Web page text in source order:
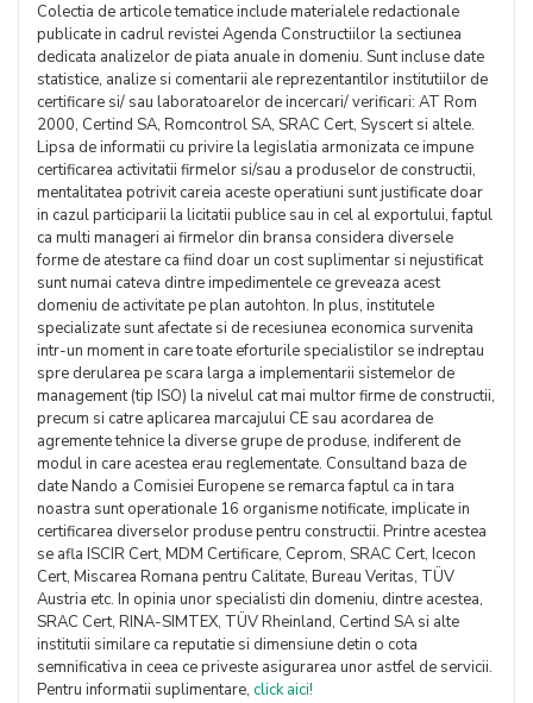
Colectia de articole tematice include materialele redactionale
publicate in cadrul revistei Agenda Constructiilor la sectiunea
dedicata analizelor de piata anuale in domeniu. Sunt incluse date
statistice, analize si comentarii ale reprezentantilor institutiilor de
certificare si/ sau laboratoarelor de incercari/ verificari: AT Rom
2000, Certind SA, Romcontrol SA, SRAC Cert, Syscert si altele.
Lipsa de informatii cu privire la legislatia armonizata ce impune
certificarea activitatii firmelor si/sau a produselor de constructii,
mentalitatea potrivit careia aceste operatiuni sunt justificate doar
in cazul participarii la licitatii publice sau in cel al exportului, faptul
ca multi manageri ai firmelor din bransa considera diversele
forme de atestare ca fiind doar un cost suplimentar si nejustificat
sunt numai cateva dintre impedimentele ce greveaza acest
domeniu de activitate pe plan autohton. In plus, institutele
specializate sunt afectate si de recesiunea economica survenita
intr-un moment in care toate eforturile specialistilor se indreptau
spre derularea pe scara larga a implementarii sistemelor de
management (tip ISO) la nivelul cat mai multor firme de constructii,
precum si catre aplicarea marcajului CE sau acordarea de
agremente tehnice la diverse grupe de produse, indiferent de
modul in care acestea erau reglementate. Consultand baza de
date Nando a Comisiei Europene se remarca faptul ca in tara
noastra sunt operationale 16 organisme notificate, implicate in
certificarea diverselor produse pentru constructii. Printre acestea
se afla ISCIR Cert, MDM Certificare, Ceprom, SRAC Cert, Icecon
Cert, Miscarea Romana pentru Calitate, Bureau Veritas, TÜV
Austria etc. In opinia unor specialisti din domeniu, dintre acestea,
SRAC Cert, RINA-SIMTEX, TÜV Rheinland, Certind SA si alte
institutii similare ca reputatie si dimensiune detin o cota
semnificativa in ceea ce priveste asigurarea unor astfel de servicii.
Pentru informatii suplimentare, click aici!